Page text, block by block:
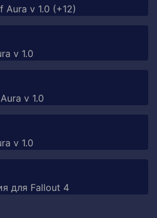
Aura v 1.0 (+12)
v 1.0
v 1.0
v 1.0
для Fallout 4